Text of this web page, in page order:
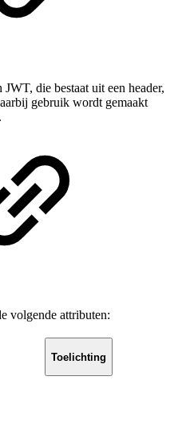
die bestaat uit een header,
gebruik wordt gemaakt
.
volgende attributen:
Toelichting